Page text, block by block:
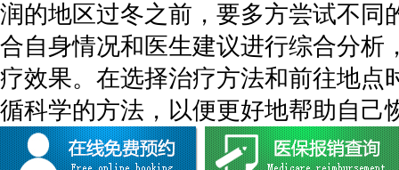
润的地区过冬之前，要多方尝试不同
合自身情况和医生建议进行综合分析
疗效果。在选择治疗方法和前往地点
循科学的方法，以便更好地帮助自己